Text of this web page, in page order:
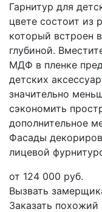
Гарнитур для
цвете состоит из
который встроен
глубиной.
МДФ в пленке
детских
значительно
сэкономить
дополнительное
Фасады
лицевой
от 124 000 руб.
Вызвать
Заказать похожий